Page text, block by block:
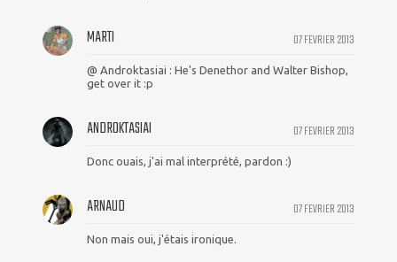
07 FEVRIER 2013
MARTI
@ Androktasiai : He's Denethor and Walter Bishop,
get over it :p
07 FEVRIER 2013
ANDROKTASIAI
Donc ouais, j'ai mal interprété, pardon :)
07 FEVRIER 2013
ARNAUD
Non mais oui, j'étais ironique.